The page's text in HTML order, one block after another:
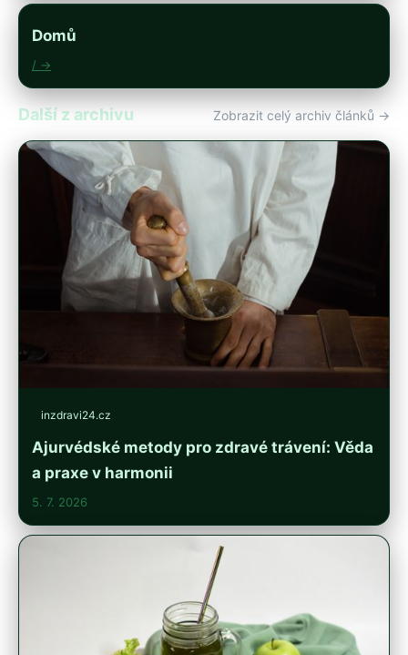
Domů
/ →
Další z archivu Zobrazit celý archiv článků →
inzdravi24.cz
Ajurvédské metody pro zdravé trávení: Věda
a praxe v harmonii
5. 7. 2026